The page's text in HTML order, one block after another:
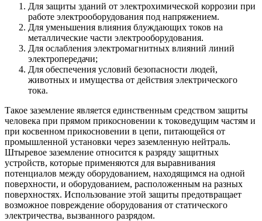
Для защиты зданий от электрохимической коррозии при
работе электрооборудования под напряжением.
Для уменьшения влияния блуждающих токов на
металлические части электрооборудования.
Для ослабления электромагнитных влияний линий
электропередачи;
Для обеспечения условий безопасности людей,
животных и имущества от действия электрического
тока.
Такое заземление является единственным средством защиты
человека при прямом прикосновении к токоведущим частям и
при косвенном прикосновении в цепи, питающейся от
промышленной установки через заземленную нейтраль.
Штыревое заземление относится к разряду защитных
устройств, которые применяются для выравнивания
потенциалов между оборудованием, находящимся на одной
поверхности, и оборудованием, расположенным на разных
поверхностях. Использование этой защиты предотвращает
возможное повреждение оборудования от статического
электричества, вызванного разрядом.